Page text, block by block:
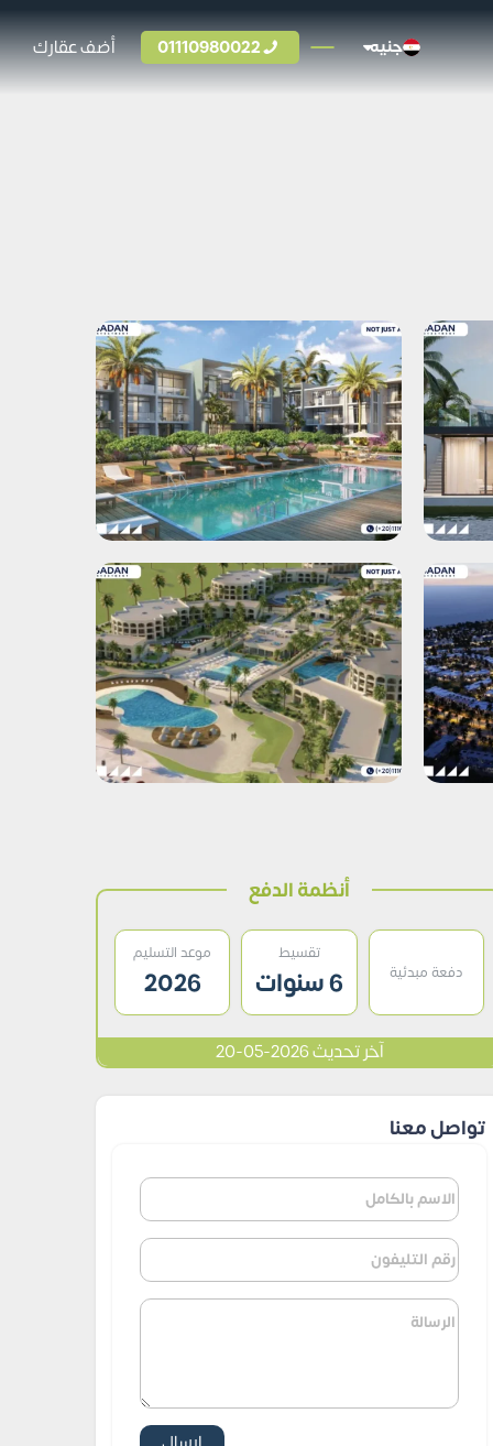
جنيه 01110980022 أضف عقارك
أنظمة الدفع
دفعة مبدئية
تقسيط
6 سنوات
موعد التسليم
2026
آخر تحديث 2026-05-20
تواصل معنا